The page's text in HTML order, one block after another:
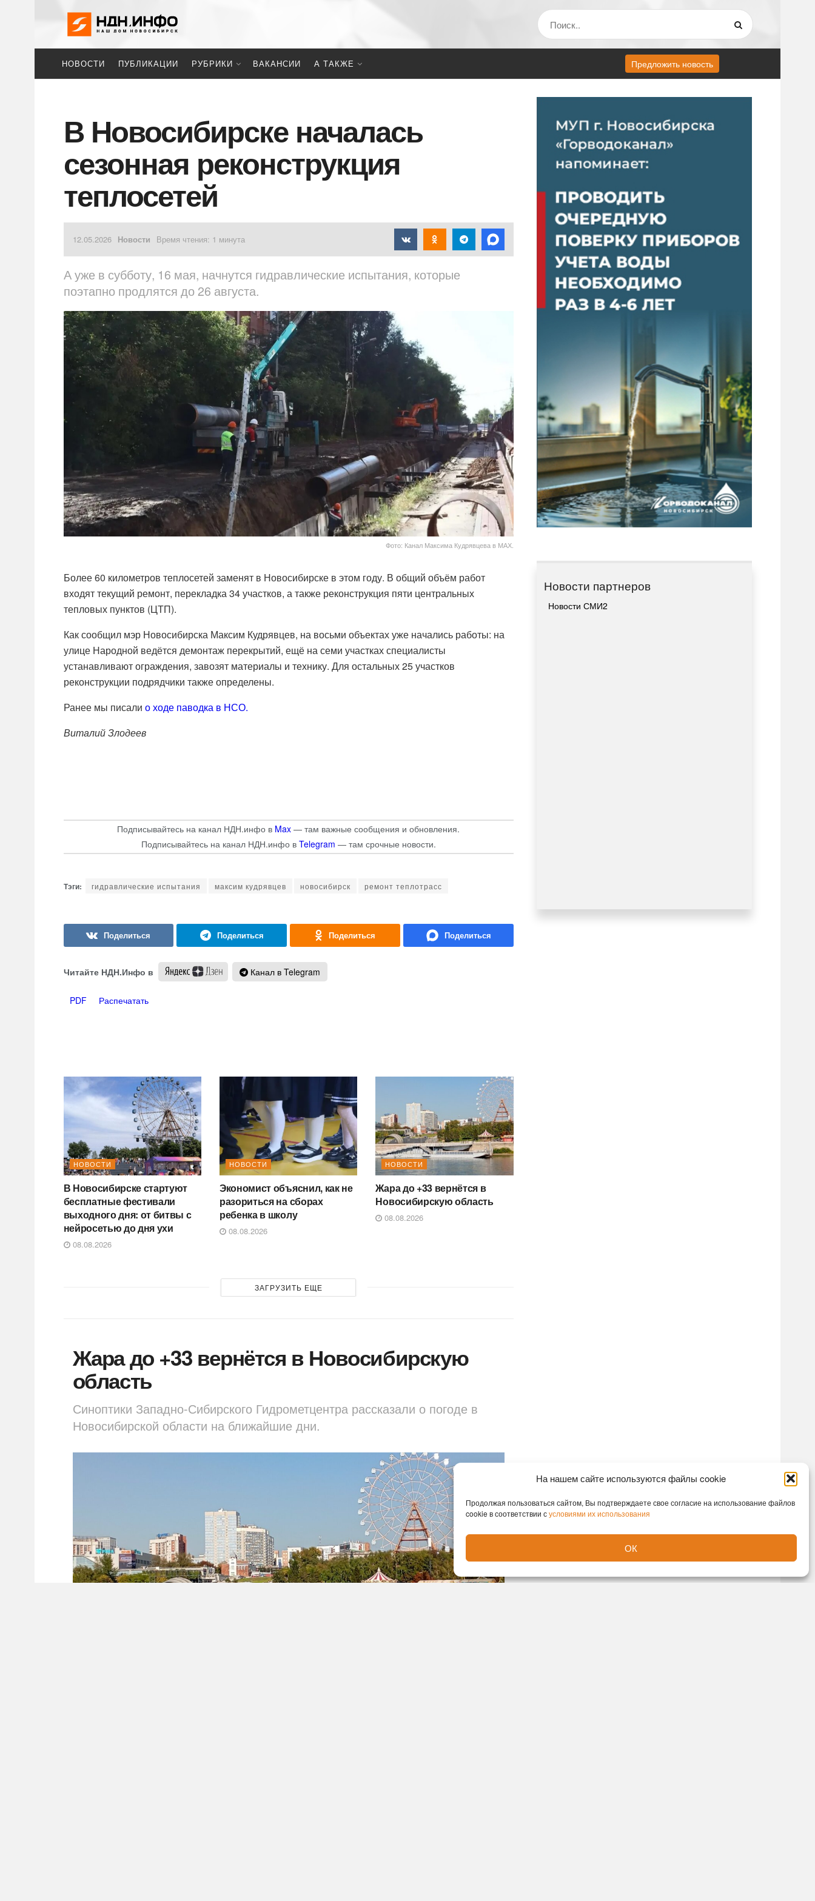
На нашем сайте используются файлы cookie
Продолжая пользоваться сайтом, Вы подтверждаете свое согласие на использование файлов
cookie в соответствии сусловиями их использования
ОК
НОВОСТИ ПУБЛИКАЦИИ РУБРИКИ ВАКАНСИИ А ТАКЖЕ Предложить новость
В Новосибирске началась
сезонная реконструкция
теплосетей
12.05.2026 Новости Время чтения: 1 минута
А уже в субботу, 16 мая, начнутся гидравлические испытания, которые
поэтапно продлятся до 26 августа.
Фото: Канал Максима Кудрявцева в МАХ.
Более 60 километров теплосетей заменят в Новосибирске в этом году. В общий объём работ
входят текущий ремонт, перекладка 34 участков, а также реконструкция пяти центральных
тепловых пунктов (ЦТП).
Как сообщил мэр Новосибирска Максим Кудрявцев, на восьми объектах уже начались работы: на
улице Народной ведётся демонтаж перекрытий, ещё на семи участках специалисты
устанавливают ограждения, завозят материалы и технику. Для остальных 25 участков
реконструкции подрядчики также определены.
Ранее мы писали о ходе паводка в НСО.
Виталий Злодеев
Подписывайтесь на канал НДН.инфо в Max — там важные сообщения и обновления.
Подписывайтесь на канал НДН.инфо в Telegram — там срочные новости.
гидравлические испытания максим кудрявцев новосибирск ремонт теплотрасс
Читайте НДН.Инфо в Канал в Telegram
PDF Распечатать
НОВОСТИ
В Новосибирске стартуют
бесплатные фестивали
выходного дня: от битвы с
нейросетью до дня ухи
08.08.2026
НОВОСТИ
Экономист объяснил, как не
разориться на сборах
ребенка в школу
08.08.2026
НОВОСТИ
Жара до +33 вернётся в
Новосибирскую область
08.08.2026
ЗАГРУЗИТЬ ЕЩЕ
Жара до +33 вернётся в Новосибирскую
область
Синоптики Западно-Сибирского Гидрометцентра рассказали о погоде в
Новосибирской области на ближайшие дни.
Новости партнеров
Новости СМИ2